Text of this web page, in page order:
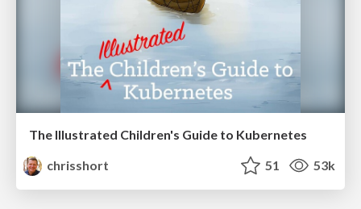
The Illustrated Children's Guide to Kubernetes
chrisshort
51 53k